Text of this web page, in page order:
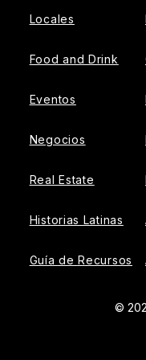
Locales
Food and Drink
Eventos
Negocios
Real Estate
Historias Latinas
Guía de Recursos
©